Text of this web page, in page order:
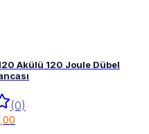
Akülü 120 Joule Dübel
(0)